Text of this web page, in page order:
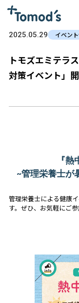
2025.05.29 イベン
トモズエミテラ
対策イベント」
『
~管理栄養士が
管理栄養士による健康
す。ぜひ、お気軽にご